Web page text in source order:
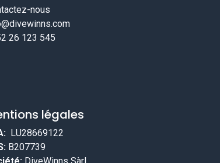
nous
26 123 545
légales
LU28669122
B207739